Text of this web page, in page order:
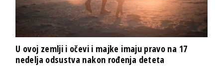
U ovoj zemlji i očevi i majke imaju pravo na 17
nedelja odsustva nakon rođenja deteta